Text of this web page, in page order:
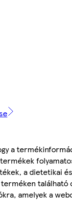
a
a dietetikai
található
amelyek a